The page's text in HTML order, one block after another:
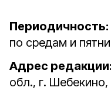
Периодичность:
по средам и
Адрес редакции:
обл., г. Шебекино,